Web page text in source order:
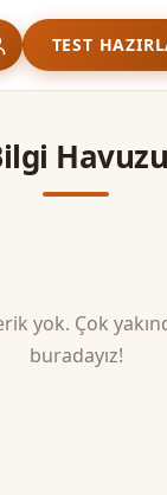
TEST
Havuzu
yok. Çok
buradayız!